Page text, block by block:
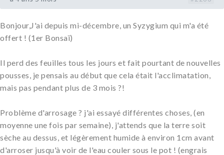
Bonjour,J'ai depuis mi-décembre, un Syzygium qui m'a été
offert ! (1er Bonsaï)
Il perd des feuilles tous les jours et fait pourtant de nouvelles
pousses, je pensais au début que cela était l'acclimatation,
mais pas pendant plus de 3 mois ?!
Problème d'arrosage ? j'ai essayé différentes choses, (en
moyenne une fois par semaine), j'attends que la terre soit
sèche au dessus, et légèrement humide à environ 1cm avant
d'arroser jusqu'à voir de l'eau couler sous le pot ! (engrais